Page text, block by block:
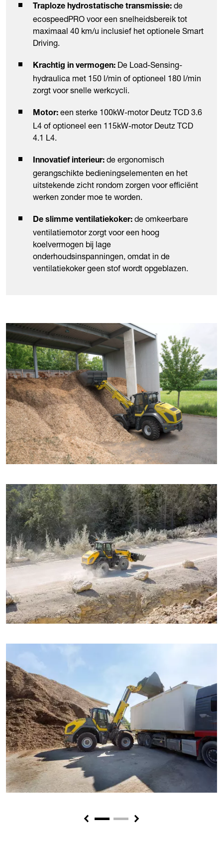
Traploze hydrostatische transmissie: de
ecospeedPRO voor een snelheidsbereik tot
maximaal 40 km/u inclusief het optionele Smart
Driving.
Krachtig in vermogen: De Load-Sensing-
hydraulica met 150 l/min of optioneel 180 l/min
zorgt voor snelle werkcycli.
Motor: een sterke 100kW-motor Deutz TCD 3.6
L4 of optioneel een 115kW-motor Deutz TCD
4.1 L4.
Innovatief interieur: de ergonomisch
gerangschikte bedieningselementen en het
uitstekende zicht rondom zorgen voor efficiënt
werken zonder moe te worden.
De slimme ventilatiekoker: de omkeerbare
ventilatiemotor zorgt voor een hoog
koelvermogen bij lage
onderhoudsinspanningen, omdat in de
ventilatiekoker geen stof wordt opgeblazen.
Previous Next